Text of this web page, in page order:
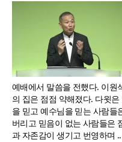
예배에서 말씀을 전했다. 이원
의 집은 점점 약해졌다. 다윗
을 믿고 예수님을 믿는 사람들
버리고 믿음이 없는 사람들은
과 자존감이 생기고 번영하며 ..